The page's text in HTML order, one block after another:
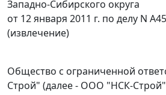
Западно-Сибирского округа
от 12 января 2011 г. по делу N
(извлечение)
Общество с ограниченной
Строй" (далее - ООО "НСК-